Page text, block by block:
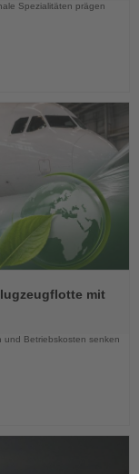
Spezialitäten prägen
mit
und Betriebskosten senken